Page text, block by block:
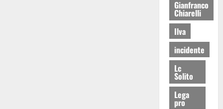
Gianfranco
Chiarelli
Ilva
incidente
Lc
Solito
Lega
pro